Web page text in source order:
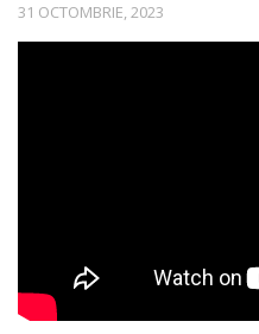
31 OCTOMBRIE, 2023